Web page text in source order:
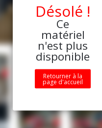
Désolé !
Ce
matériel
n'est plus
disponible
Retourner à la
page d'accueil